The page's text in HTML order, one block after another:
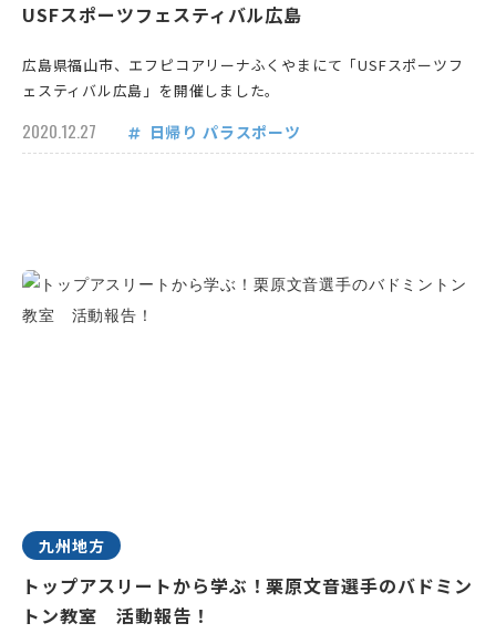
USFスポーツフェスティバル広島
広島県福山市、エフピコアリーナふくやまにて「USFスポーツフ
ェスティバル広島」を開催しました。
2020.12.27 日帰り パラスポーツ
九州地方
トップアスリートから学ぶ！栗原文音選手のバドミン
トン教室 活動報告！